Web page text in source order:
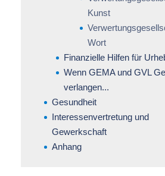
Kunst
Wort
Finanzielle Hilfen für
Wenn GEMA und GVL
verlangen...
Gesundheit
Interessenvertretung und
Gewerkschaft
Anhang